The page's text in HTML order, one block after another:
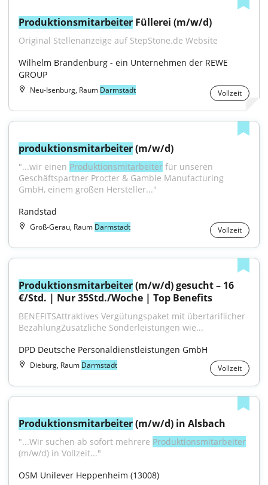
Produktionsmitarbeiter Füllerei (m/w/d)
Original Stellenanzeige auf StepStone.de Website
Wilhelm Brandenburg - ein Unternehmen der REWE
GROUP
Neu-Isenburg, Raum Darmstadt Vollzeit
produktionsmitarbeiter (m/w/d)
"...wir einen Produktionsmitarbeiter für unseren
Geschäftspartner Procter & Gamble Manufacturing
GmbH, einem großen Hersteller..."
Randstad
Groß-Gerau, Raum Darmstadt Vollzeit
Produktionsmitarbeiter (m/w/d) gesucht – 16
€/Std. | Nur 35Std./Woche | Top Benefits
BENEFITSAttraktives Vergütungspaket mit übertariflicher
BezahlungZusätzliche Sonderleistungen wie...
DPD Deutsche Personaldienstleistungen GmbH
Dieburg, Raum Darmstadt Vollzeit
Produktionsmitarbeiter (m/w/d) in Alsbach
"...Wir suchen ab sofort mehrere Produktionsmitarbeiter
(m⁠/⁠w⁠/⁠d) in Vollzeit..."
OSM Unilever Heppenheim (13008)